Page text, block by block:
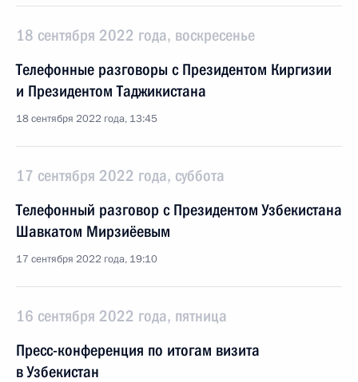
18 сентября 2022 года, воскресенье
Телефонные разговоры с Президентом Киргизии
и Президентом Таджикистана
18 сентября 2022 года, 13:45
17 сентября 2022 года, суббота
Телефонный разговор с Президентом Узбекистана
Шавкатом Мирзиёевым
17 сентября 2022 года, 19:10
16 сентября 2022 года, пятница
Пресс-конференция по итогам визита
в Узбекистан